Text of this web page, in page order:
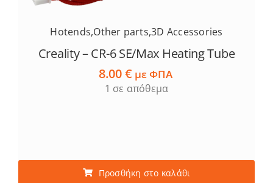
επιλεγούν
σελίδα
Hotends,Other parts,3D Accessories
Creality – CR-6 SE/Max Heating Tube
8.00€ με ΦΠΑ
1 σε απόθεμα
Προσθήκη στο καλάθι